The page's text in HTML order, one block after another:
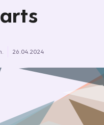
26.04.2024